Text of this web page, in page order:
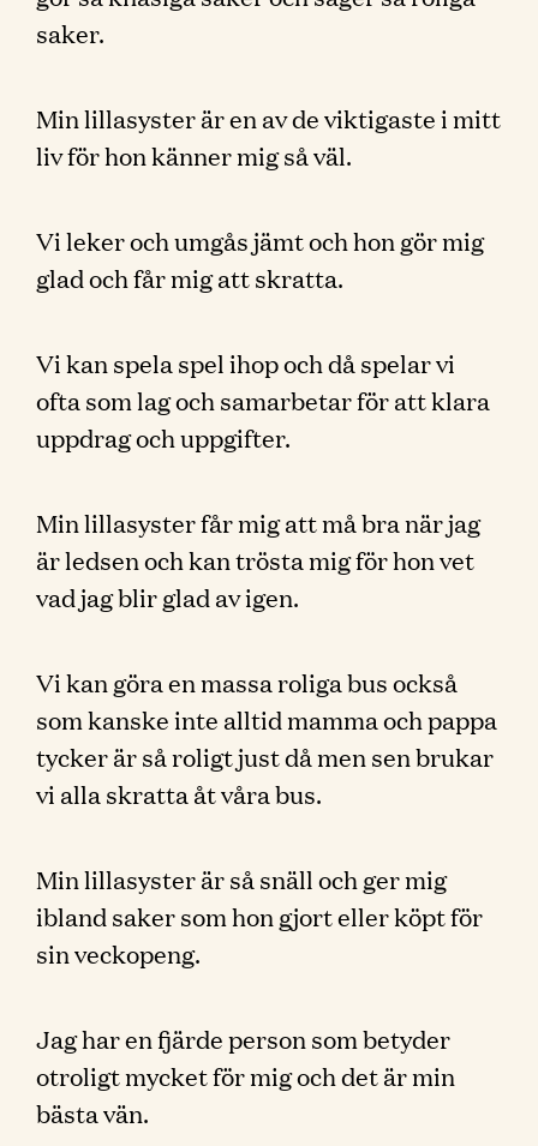
saker.
Min lillasyster är en av de viktigaste i mitt
liv för hon känner mig så väl.
Vi leker och umgås jämt och hon gör mig
glad och får mig att skratta.
Vi kan spela spel ihop och då spelar vi
ofta som lag och samarbetar för att klara
uppdrag och uppgifter.
Min lillasyster får mig att må bra när jag
är ledsen och kan trösta mig för hon vet
vad jag blir glad av igen.
Vi kan göra en massa roliga bus också
som kanske inte alltid mamma och pappa
tycker är så roligt just då men sen brukar
vi alla skratta åt våra bus.
Min lillasyster är så snäll och ger mig
ibland saker som hon gjort eller köpt för
sin veckopeng.
Jag har en fjärde person som betyder
otroligt mycket för mig och det är min
bästa vän.